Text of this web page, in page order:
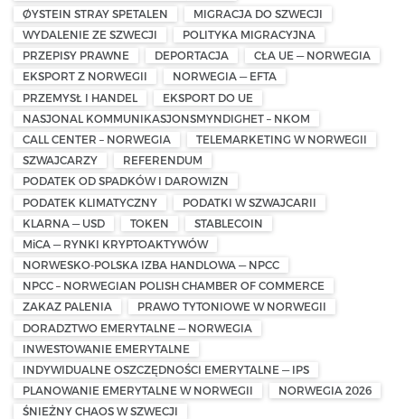
ØYSTEIN STRAY SPETALEN
MIGRACJA DO SZWECJI
WYDALENIE ZE SZWECJI
POLITYKA MIGRACYJNA
PRZEPISY PRAWNE
DEPORTACJA
CŁA UE — NORWEGIA
EKSPORT Z NORWEGII
NORWEGIA — EFTA
PRZEMYSŁ I HANDEL
EKSPORT DO UE
NASJONAL KOMMUNIKASJONSMYNDIGHET – NKOM
CALL CENTER – NORWEGIA
TELEMARKETING W NORWEGII
SZWAJCARZY
REFERENDUM
PODATEK OD SPADKÓW I DAROWIZN
PODATEK KLIMATYCZNY
PODATKI W SZWAJCARII
KLARNA — USD
TOKEN
STABLECOIN
MiCA — RYNKI KRYPTOAKTYWÓW
NORWESKO-POLSKA IZBA HANDLOWA — NPCC
NPCC – NORWEGIAN POLISH CHAMBER OF COMMERCE
ZAKAZ PALENIA
PRAWO TYTONIOWE W NORWEGII
DORADZTWO EMERYTALNE — NORWEGIA
INWESTOWANIE EMERYTALNE
INDYWIDUALNE OSZCZĘDNOŚCI EMERYTALNE — IPS
PLANOWANIE EMERYTALNE W NORWEGII
NORWEGIA 2026
ŚNIEŻNY CHAOS W SZWECJI